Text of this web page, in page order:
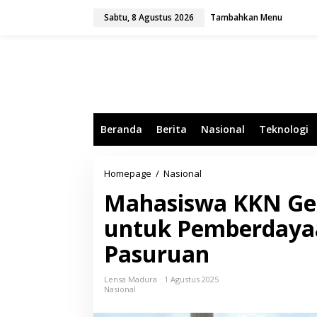
Sabtu, 8 Agustus 2026 Tambahkan Menu
Beranda Berita Nasional Teknologi
Homepage / Nasional
h
a
s
i
s
w
a
N
Mahasiswa KKN
untuk
Pasuruan
Lensa Madura
1 Agustus 2025
Nasional